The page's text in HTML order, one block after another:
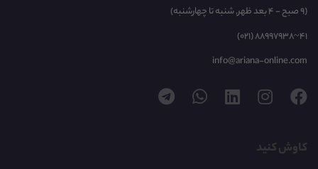
(9 صبح - 4 بعد ظهر, شنبه تا چهارشنبه)
(021) 88997938~41
info@ariana-online.com
کاوش کنید